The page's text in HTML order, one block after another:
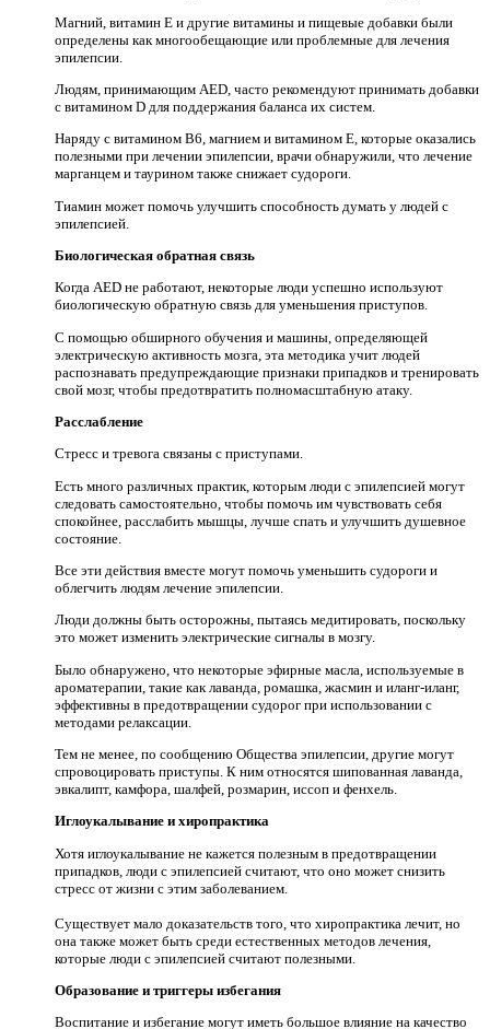
Магний, витамин Е и другие витамины и пищевые добавки были
определены как многообещающие или проблемные для лечения
эпилепсии.
Людям, принимающим AED, часто рекомендуют принимать добавки
с витамином D для поддержания баланса их систем.
Наряду с витамином B6, магнием и витамином E, которые оказались
полезными при лечении эпилепсии, врачи обнаружили, что лечение
марганцем и таурином также снижает судороги.
Тиамин может помочь улучшить способность думать у людей с
эпилепсией.
Биологическая обратная связь
Когда AED не работают, некоторые люди успешно используют
биологическую обратную связь для уменьшения приступов.
С помощью обширного обучения и машины, определяющей
электрическую активность мозга, эта методика учит людей
распознавать предупреждающие признаки припадков и тренировать
свой мозг, чтобы предотвратить полномасштабную атаку.
Расслабление
Стресс и тревога связаны с приступами.
Есть много различных практик, которым люди с эпилепсией могут
следовать самостоятельно, чтобы помочь им чувствовать себя
спокойнее, расслабить мышцы, лучше спать и улучшить душевное
состояние.
Все эти действия вместе могут помочь уменьшить судороги и
облегчить людям лечение эпилепсии.
Люди должны быть осторожны, пытаясь медитировать, поскольку
это может изменить электрические сигналы в мозгу.
Было обнаружено, что некоторые эфирные масла, используемые в
ароматерапии, такие как лаванда, ромашка, жасмин и иланг-иланг,
эффективны в предотвращении судорог при использовании с
методами релаксации.
Тем не менее, по сообщению Общества эпилепсии, другие могут
спровоцировать приступы. К ним относятся шипованная лаванда,
эвкалипт, камфора, шалфей, розмарин, иссоп и фенхель.
Иглоукалывание и хиропрактика
Хотя иглоукалывание не кажется полезным в предотвращении
припадков, люди с эпилепсией считают, что оно может снизить
стресс от жизни с этим заболеванием.
Существует мало доказательств того, что хиропрактика лечит, но
она также может быть среди естественных методов лечения,
которые люди с эпилепсией считают полезными.
Образование и триггеры избегания
Воспитание и избегание могут иметь большое влияние на качество